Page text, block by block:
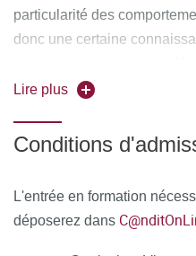
Autres membres de
ASSOUN Paul-Laurent :
d'Études
AVRIL Élisabeth :
risques et traitements
BENSO Vincent :
du dispositif TREND de
particularité des
donc une certaine
pas trop approximative de la
bénéficier de
Psychiatres, médecins
Lire plus
Conditions
L'entrée en formation
déposerez dans